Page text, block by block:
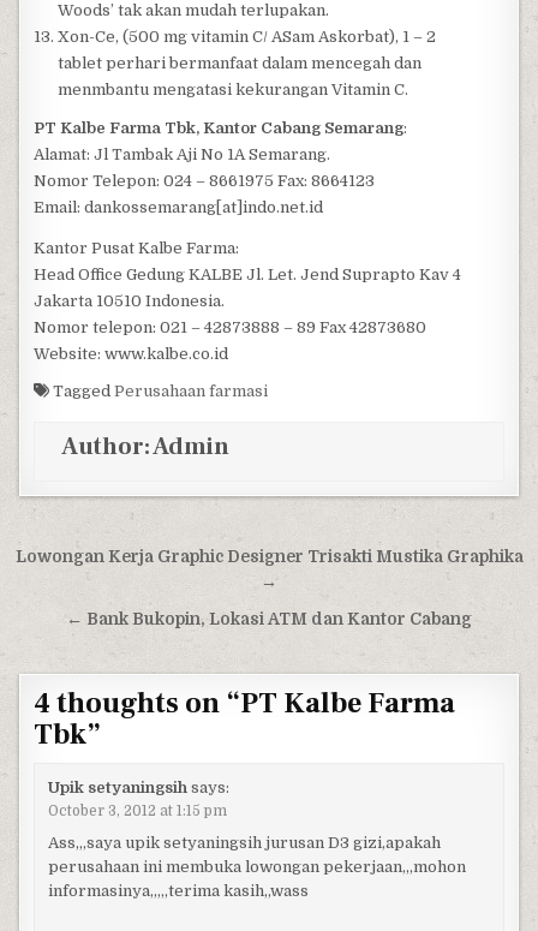
Woods’ tak akan mudah terlupakan.
Xon-Ce, (500 mg vitamin C/ ASam Askorbat), 1 – 2
tablet perhari bermanfaat dalam mencegah dan
menmbantu mengatasi kekurangan Vitamin C.
PT Kalbe Farma Tbk, Kantor Cabang Semarang:
Alamat: Jl Tambak Aji No 1A Semarang.
Nomor Telepon: 024 – 8661975 Fax: 8664123
Email: dankossemarang[at]indo.net.id
Kantor Pusat Kalbe Farma:
Head Office Gedung KALBE Jl. Let. Jend Suprapto Kav 4
Jakarta 10510 Indonesia.
Nomor telepon: 021 – 42873888 – 89 Fax 42873680
Website: www.kalbe.co.id
TaggedPerusahaan farmasi
Author:Admin
Post navigation
Lowongan Kerja Graphic Designer Trisakti Mustika Graphika
→
← Bank Bukopin, Lokasi ATM dan Kantor Cabang
4 thoughts on “PT Kalbe Farma
Tbk”
Upik setyaningsih says:
October 3, 2012 at 1:15 pm
Ass,,,saya upik setyaningsih jurusan D3 gizi,apakah
perusahaan ini membuka lowongan pekerjaan,,,mohon
informasinya,,,,,terima kasih,,wass